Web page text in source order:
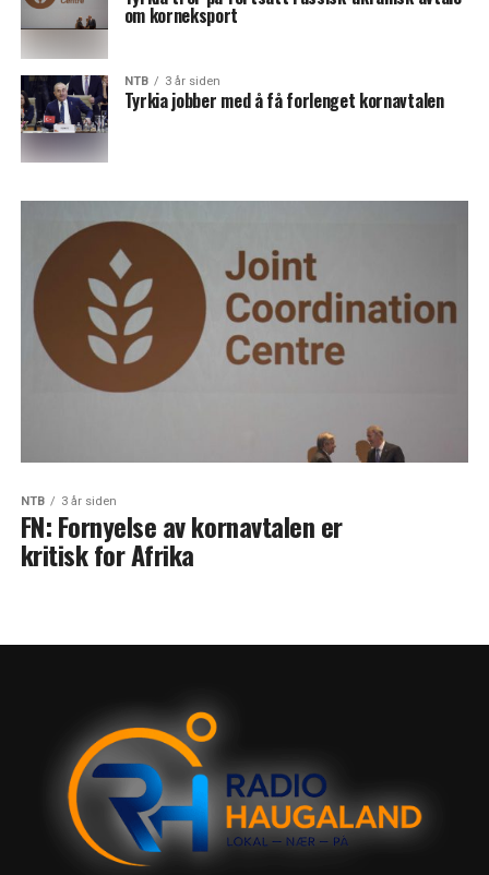
om korneksport
NTB 3 år siden
Tyrkia jobber med å få forlenget kornavtalen
NTB 3 år siden
FN: Fornyelse av kornavtalen er
kritisk for Afrika